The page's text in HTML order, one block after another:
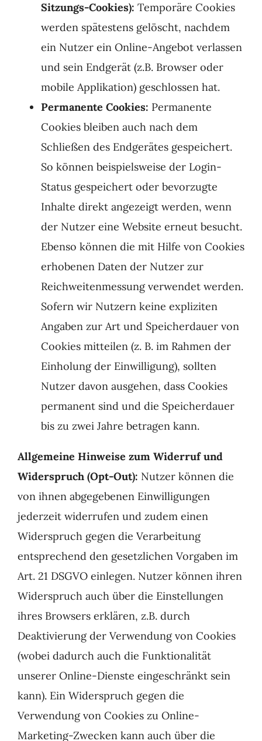
Sitzungs-Cookies): Temporäre Cookies
werden spätestens gelöscht, nachdem
ein Nutzer ein Online-Angebot verlassen
und sein Endgerät (z.B. Browser oder
mobile Applikation) geschlossen hat.
Permanente Cookies: Permanente
Cookies bleiben auch nach dem
Schließen des Endgerätes gespeichert.
So können beispielsweise der Login-
Status gespeichert oder bevorzugte
Inhalte direkt angezeigt werden, wenn
der Nutzer eine Website erneut besucht.
Ebenso können die mit Hilfe von Cookies
erhobenen Daten der Nutzer zur
Reichweitenmessung verwendet werden.
Sofern wir Nutzern keine expliziten
Angaben zur Art und Speicherdauer von
Cookies mitteilen (z. B. im Rahmen der
Einholung der Einwilligung), sollten
Nutzer davon ausgehen, dass Cookies
permanent sind und die Speicherdauer
bis zu zwei Jahre betragen kann.
Allgemeine Hinweise zum Widerruf und
Widerspruch (Opt-Out): Nutzer können die
von ihnen abgegebenen Einwilligungen
jederzeit widerrufen und zudem einen
Widerspruch gegen die Verarbeitung
entsprechend den gesetzlichen Vorgaben im
Art. 21 DSGVO einlegen. Nutzer können ihren
Widerspruch auch über die Einstellungen
ihres Browsers erklären, z.B. durch
Deaktivierung der Verwendung von Cookies
(wobei dadurch auch die Funktionalität
unserer Online-Dienste eingeschränkt sein
kann). Ein Widerspruch gegen die
Verwendung von Cookies zu Online-
Marketing-Zwecken kann auch über die